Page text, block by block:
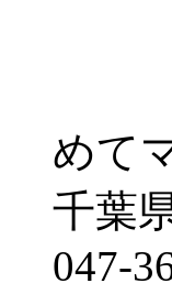
めて
千葉
047-